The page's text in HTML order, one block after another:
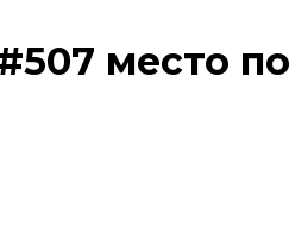
место по